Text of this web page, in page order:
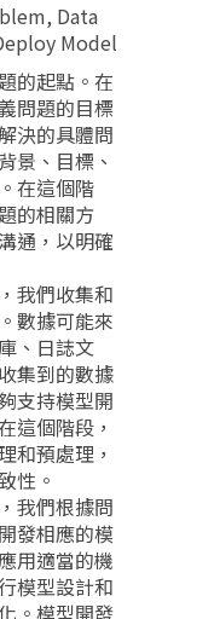
Data
Model
的起點。在
問題的目標
決的具體問
景、目標、
在這個階
的相關方
通，以明確
我們收集和
數據可能來
、日誌文
集到的數據
支持模型開
這個階段，
和預處理，
性。
我們根據問
發相應的模
用適當的機
模型設計和